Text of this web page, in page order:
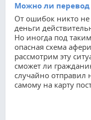
Можно ли перевод
От ошибок никто не
деньги
Но иногда под
опасная схема
рассмотрим эту
сможет ли
случайно отправил
самому на карту